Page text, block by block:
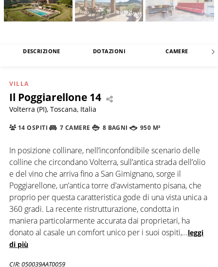
DESCRIZIONE DOTAZIONI CAMERE
VILLA
Il Poggiarellone 14
Volterra (PI), Toscana, Italia
14 OSPITI 7 CAMERE 8 BAGNI 950 M²
In posizione collinare, nell’inconfondibile scenario delle
colline che circondano Volterra, sull’antica strada dell’olio
e del vino che arriva fino a San Gimignano, sorge il
Poggiarellone, un’antica torre d’avvistamento pisana, che
proprio per questa caratteristica gode di una vista unica a
360 gradi. La recente ristrutturazione, condotta in
maniera particolarmente accurata dai proprietari, ha
donato al casale un comfort unico per i suoi ospiti,...leggi
di più
CIR: 050039AAT0059